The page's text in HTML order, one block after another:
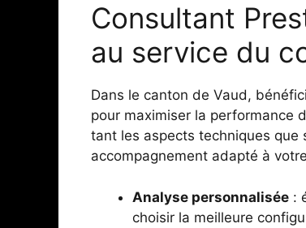
Consultant
au service du
Dans le canton de Vaud,
pour maximiser la performance
tant les aspects techniques
accompagnement adapté à
Analyse personnalisée :
choisir la meilleure